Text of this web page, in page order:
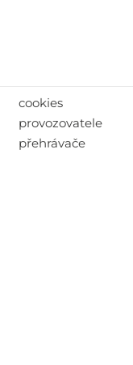
cookies
provozovatele
přehrávače